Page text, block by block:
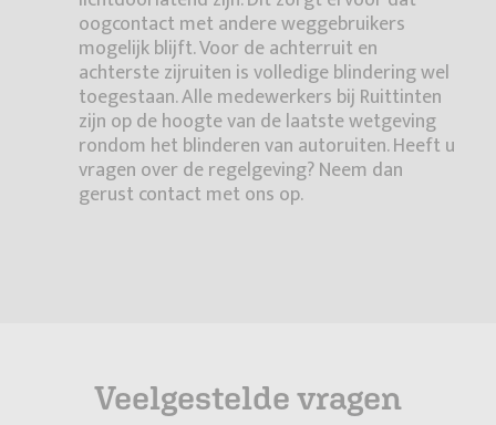
oogcontact met andere weggebruikers
mogelijk blijft. Voor de achterruit en
achterste zijruiten is volledige blindering wel
toegestaan. Alle medewerkers bij Ruittinten
zijn op de hoogte van de laatste wetgeving
rondom het blinderen van autoruiten. Heeft u
vragen over de regelgeving? Neem dan
gerust contact met ons op.
Veelgestelde vragen